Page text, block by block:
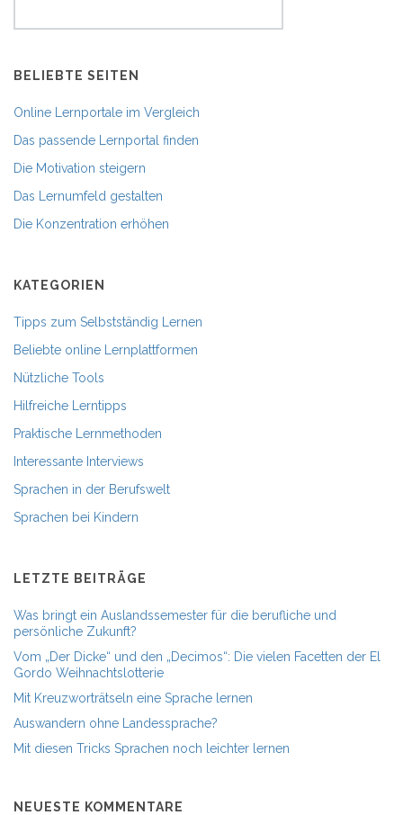
BELIEBTE SEITEN
Online Lernportale im Vergleich
Das passende Lernportal finden
Die Motivation steigern
Das Lernumfeld gestalten
Die Konzentration erhöhen
KATEGORIEN
Tipps zum Selbstständig Lernen
Beliebte online Lernplattformen
Nützliche Tools
Hilfreiche Lerntipps
Praktische Lernmethoden
Interessante Interviews
Sprachen in der Berufswelt
Sprachen bei Kindern
LETZTE BEITRÄGE
Was bringt ein Auslandssemester für die berufliche und
persönliche Zukunft?
Vom „Der Dicke“ und den „Decimos“: Die vielen Facetten der El
Gordo Weihnachtslotterie
Mit Kreuzworträtseln eine Sprache lernen
Auswandern ohne Landessprache?
Mit diesen Tricks Sprachen noch leichter lernen
NEUESTE KOMMENTARE